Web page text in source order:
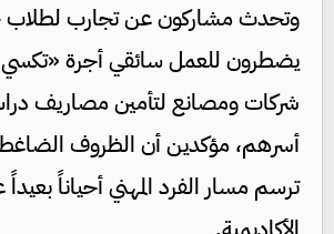
وتحدث مشاركون عن تجارب لطلاب
يضطرون للعمل سائقي أجرة
شركات ومصانع لتأمين مصاريف
أسرهم، مؤكدين أن الظروف
ترسم مسار الفرد المهني أحياناً